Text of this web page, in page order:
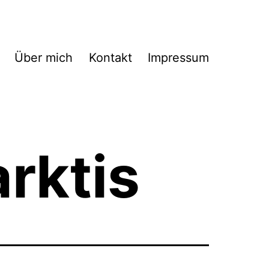
Über mich Kontakt Impressum